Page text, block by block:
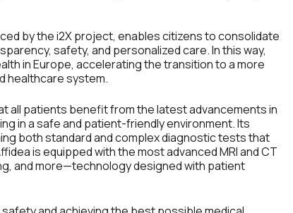
by the i2X project, enables citizens to consolidate
safety, and personalized care. In this way,
in Europe, accelerating the transition to a more
healthcare system.
all patients benefit from the latest advancements in
in a safe and patient-friendly environment. Its
both standard and complex diagnostic tests that
is equipped with the most advanced MRI and CT
and more—technology designed with patient